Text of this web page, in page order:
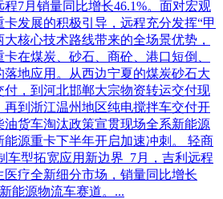
7月销量同比增长46.1%。面对宏观
发展的积极引导，远程充分发挥“甲
核心技术路线带来的全场景优势，
在煤炭、砂石、商砼、港口短倒、
落地应用。从西边宁夏的煤炭砂石大
付，到河北邯郸大宗物资转运交付现
再到浙江温州地区纯电搅拌车交付开
油货车淘汰政策宣贯现场全系新能源
能源重卡下半年开启加速冲刺。 轻商
车型拓宽应用新边界 7月，吉利远程
医疗全新细分市场，销量同比增长
能源物流车赛道。...